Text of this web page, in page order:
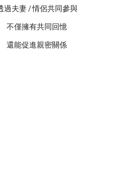
過夫妻 / 情侶共同參與
不僅擁有共同回憶
還能促進親密關係